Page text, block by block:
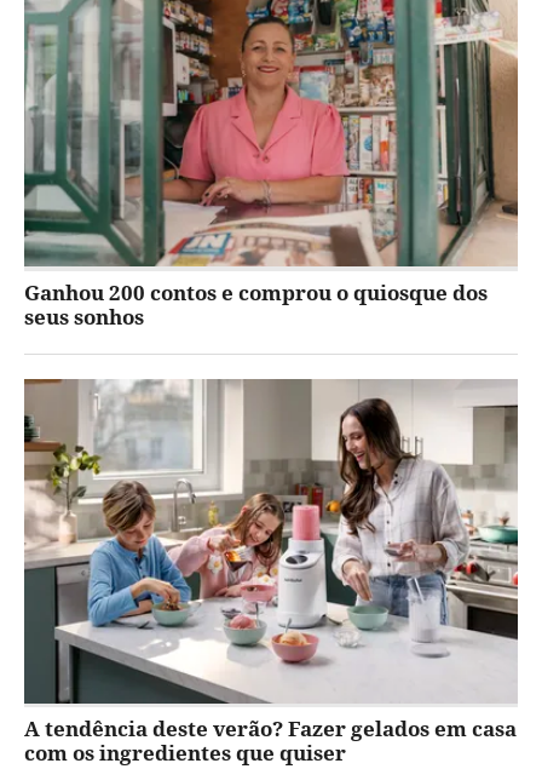
Ganhou 200 contos e comprou o quiosque dos
seus sonhos
A tendência deste verão? Fazer gelados em casa
com os ingredientes que quiser